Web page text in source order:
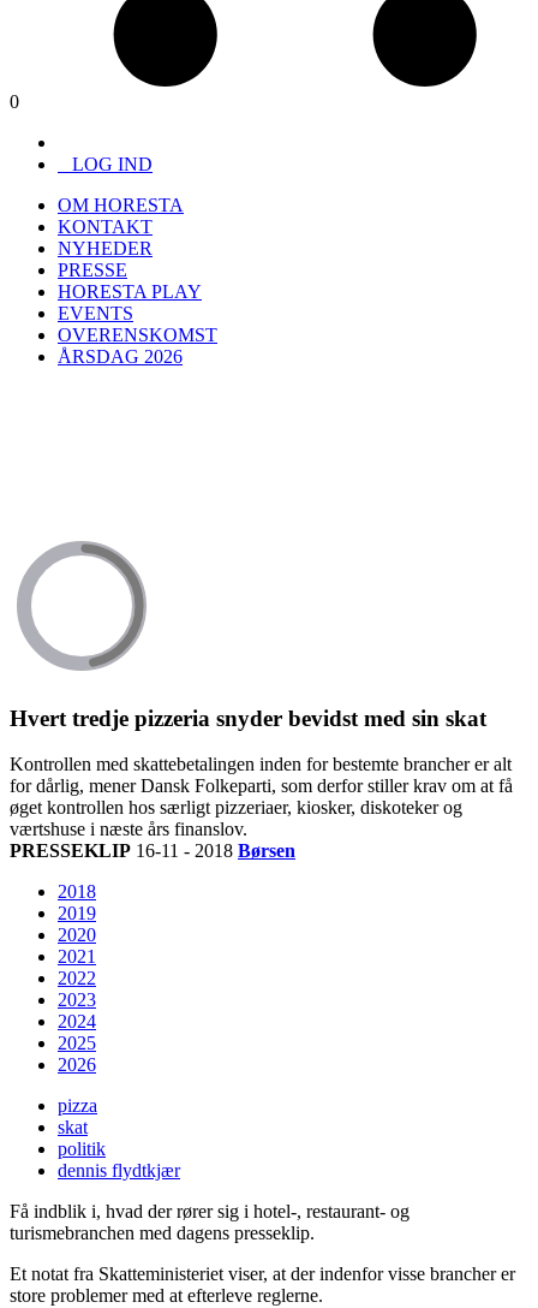
0
LOG IND
OM HORESTA
KONTAKT
NYHEDER
PRESSE
HORESTA PLAY
EVENTS
OVERENSKOMST
ÅRSDAG 2026
Hvert tredje pizzeria snyder bevidst med sin skat
Kontrollen med skattebetalingen inden for bestemte brancher er alt
for dårlig, mener Dansk Folkeparti, som derfor stiller krav om at få
øget kontrollen hos særligt pizzeriaer, kiosker, diskoteker og
værtshuse i næste års finanslov.
PRESSEKLIP 16-11 - 2018 Børsen
2018
2019
2020
2021
2022
2023
2024
2025
2026
pizza
skat
politik
dennis flydtkjær
Få indblik i, hvad der rører sig i hotel-, restaurant- og
turismebranchen med dagens presseklip.
Et notat fra Skatteministeriet viser, at der indenfor visse brancher er
store problemer med at efterleve reglerne.